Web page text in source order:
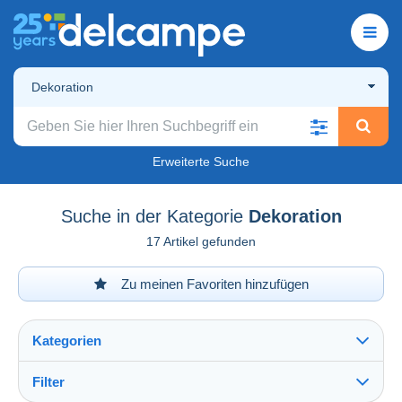
Dekoration
Erweiterte Suche
Suche in der Kategorie Dekoration
17 Artikel gefunden
Zu meinen Favoriten hinzufügen
Kategorien
Filter